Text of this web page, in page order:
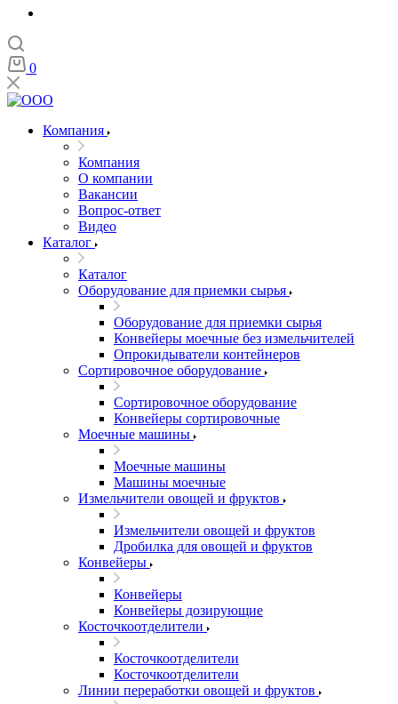
0
Компания
Компания
О компании
Вакансии
Вопрос-ответ
Видео
Каталог
Каталог
Оборудование для приемки сырья
Оборудование для приемки сырья
Конвейеры моечные без измельчителей
Опрокидыватели контейнеров
Сортировочное оборудование
Сортировочное оборудование
Конвейеры сортировочные
Моечные машины
Моечные машины
Машины моечные
Измельчители овощей и фруктов
Измельчители овощей и фруктов
Дробилка для овощей и фруктов
Конвейеры
Конвейеры
Конвейеры дозирующие
Косточкоотделители
Косточкоотделители
Косточкоотделители
Линии переработки овощей и фруктов